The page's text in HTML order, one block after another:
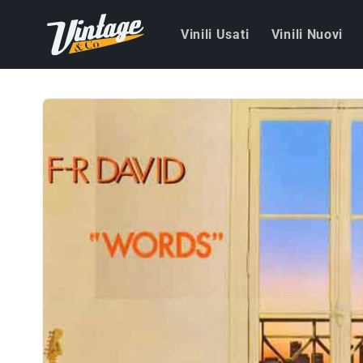
direttamente
ai contenuti
Vinili Usati Vinili Nuovi
Passa alle